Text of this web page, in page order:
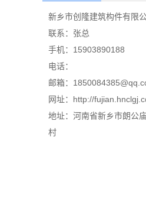
新乡市创隆建筑构件有限
联系：张总
手机：15903890188
电话：
邮箱：
网址：http://
地址：河南省新乡市朗公
村